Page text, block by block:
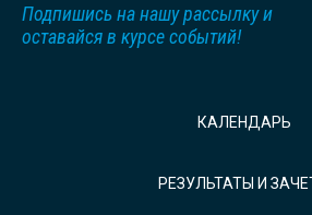
Подпишись на нашу рассылку и
оставайся в курсе событий!
КАЛЕНДАРЬ
РЕЗУЛЬТАТЫ И